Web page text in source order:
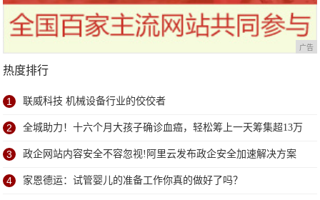
广告
热度排行
1 联威科技 机械设备行业的佼佼者
2 全城助力！十六个月大孩子确诊血癌，轻松筹上一天筹集超13万
善款
3 政企网站内容安全不容忽视!阿里云发布政企安全加速解决方案
4 家恩德运：试管婴儿的准备工作你真的做好了吗？